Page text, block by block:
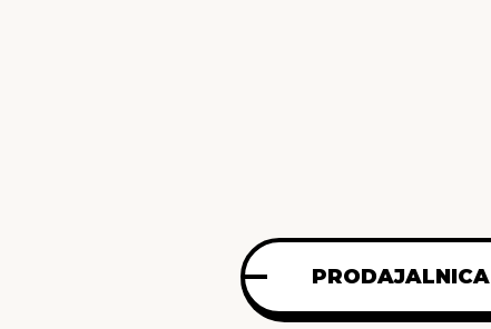
PRODAJALNICA